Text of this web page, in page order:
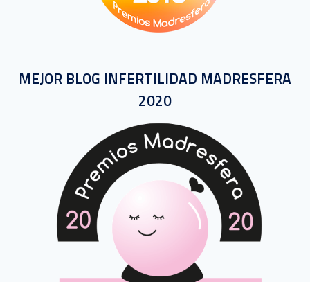
MEJOR BLOG INFERTILIDAD MADRESFERA
2020